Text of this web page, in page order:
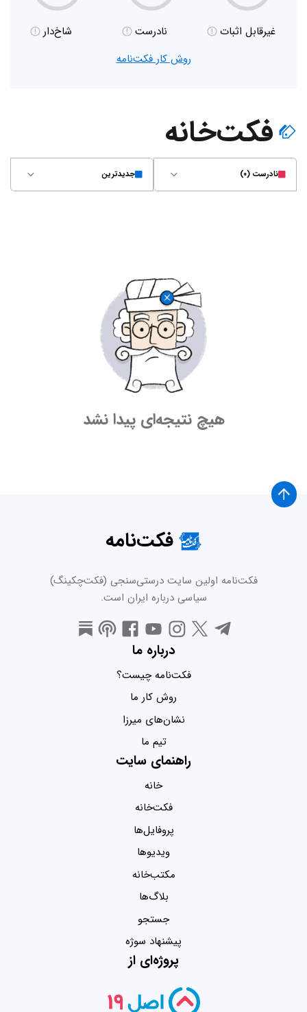
غیر‌قابل اثبات نادرست
شاخ‌دار
روش کار فکت‌نامه
فکت‌خانه
نادرست (۰) جدیدترین
هیچ نتیجه‌ای پیدا نشد
فکت‌نامه
فکت‌نامه اولین سایت درستی‌سنجی (فکت‌چکینگ)
سیاسی درباره ایران است.
درباره ما
فکت‌نامه چیست؟
روش کار ما
نشان‌های میرزا
تیم ما
راهنمای سایت
خانه
فکت‌خانه
پروفایل‌ها
ویدیو‌ها
مکتب‌خانه
بلاگ‌ها
جستجو
پیشنهاد سوژه
پروژه‌ای از